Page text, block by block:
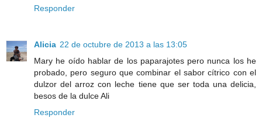
Responder
Alicia 22 de octubre de 2013 a las 13:05
Mary he oído hablar de los paparajotes pero nunca los he
probado, pero seguro que combinar el sabor cítrico con el
dulzor del arroz con leche tiene que ser toda una delicia,
besos de la dulce Ali
Responder